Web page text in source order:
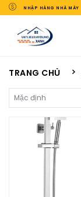
NHẬP HÀNG NHÀ MÁY
TRANG CHỦ